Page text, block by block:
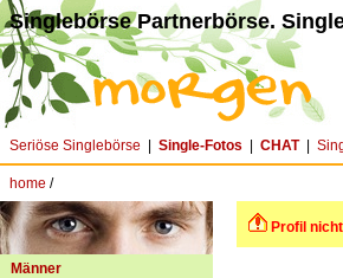
Singlebörse Partnerbörse.
Seriöse Singlebörse Single-Fotos CHAT|
home /
Männer
Profil